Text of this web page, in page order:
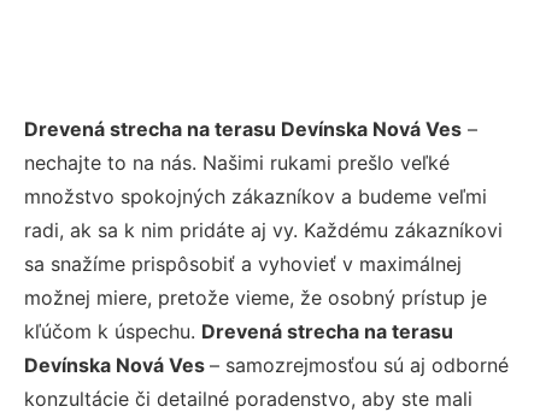
Drevená strecha na terasu Devínska Nová Ves –
nechajte to na nás. Našimi rukami prešlo veľké
množstvo spokojných zákazníkov a budeme veľmi
radi, ak sa k nim pridáte aj vy. Každému zákazníkovi
sa snažíme prispôsobiť a vyhovieť v maximálnej
možnej miere, pretože vieme, že osobný prístup je
kľúčom k úspechu. Drevená strecha na terasu
Devínska Nová Ves – samozrejmosťou sú aj odborné
konzultácie či detailné poradenstvo, aby ste mali